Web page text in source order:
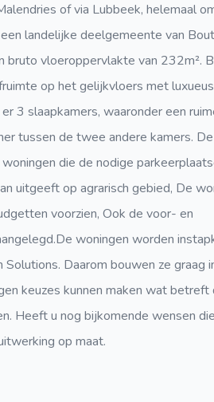
of via Lubbeek, helemaal
landelijke deelgemeente van
bruto vloeroppervlakte van 232m².
op het gelijkvloers met luxueus
3 slaapkamers, waaronder een
tussen de twee andere kamers.
die de nodige
uitgeeft op agrarisch gebied, De
voorzien, Ook de voor- en
woningen worden
Daarom bouwen ze graag
keuzes kunnen maken wat betreft
Heeft u nog bijkomende wensen
op maat.